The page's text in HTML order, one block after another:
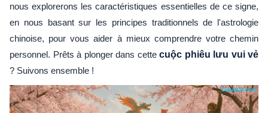
nous explorerons les caractéristiques essentielles de ce signe,
en nous basant sur les principes traditionnels de l'astrologie
chinoise, pour vous aider à mieux comprendre votre chemin
personnel. Prêts à plonger dans cette cuộc phiêu lưu vui vẻ
? Suivons ensemble !